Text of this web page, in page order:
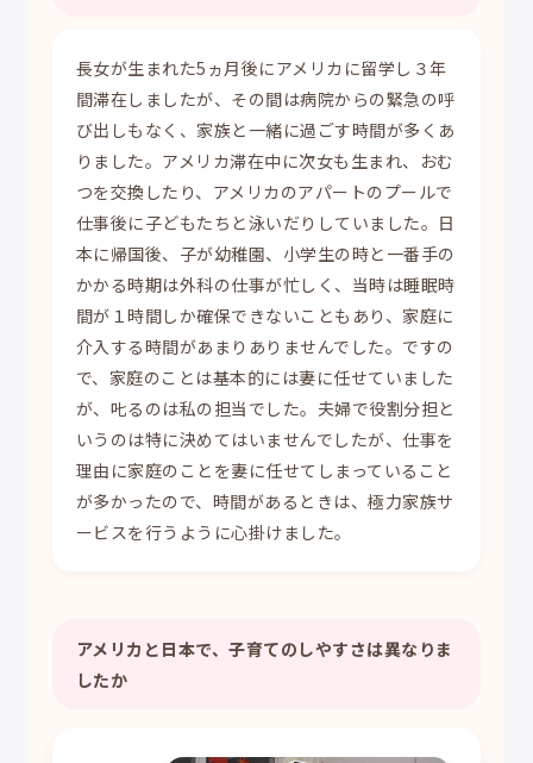
長女が生まれた5ヵ月後にアメリカに留学し３年
間滞在しましたが、その間は病院からの緊急の呼
び出しもなく、家族と一緒に過ごす時間が多くあ
りました。アメリカ滞在中に次女も生まれ、おむ
つを交換したり、アメリカのアパートのプールで
仕事後に子どもたちと泳いだりしていました。日
本に帰国後、子が幼稚園、小学生の時と一番手の
かかる時期は外科の仕事が忙しく、当時は睡眠時
間が１時間しか確保できないこともあり、家庭に
介入する時間があまりありませんでした。ですの
で、家庭のことは基本的には妻に任せていました
が、𠮟るのは私の担当でした。夫婦で役割分担と
いうのは特に決めてはいませんでしたが、仕事を
理由に家庭のことを妻に任せてしまっていること
が多かったので、時間があるときは、極力家族サ
ービスを行うように心掛けました。
アメリカと日本で、子育てのしやすさは異なりま
したか